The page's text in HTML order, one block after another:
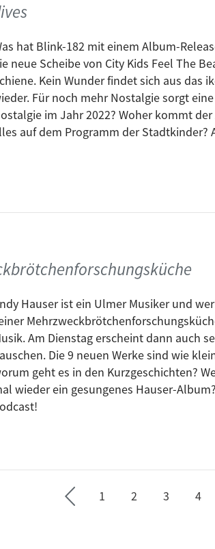
Drens
FM
FM: Go Go Gazelle & Schöfisch&Rueß
Beats & BBQ mit Retrogott &
20:00
Eli Preiss
hat Blink-182 mit einem Album-
neue Scheibe von City Kids Feel The
Kein Wunder findet sich aus das
Für noch mehr Nostalgie sorgt
im Jahr 2022? Woher kommt
auf dem Programm der
Hauser ist ein Ulmer Musiker und
Am Dienstag erscheint dann auch
Die 9 neuen Werke sind wie
geht es in den Kurzgeschichten?
wieder ein gesungenes Hauser-
1 2 3 4